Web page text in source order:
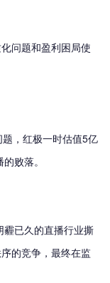
问题和盈利困局使
，红极一时估值5亿
败落。
已久的直播行业撕
的竞争，最终在监